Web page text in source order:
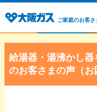
ご家庭のお客さ
給湯器・湯沸かし
のお客さまの声（お